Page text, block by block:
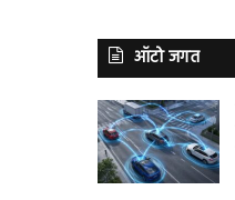
ऑटो जगत